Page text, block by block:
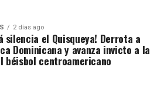
2 días ago
silencia el Quisqueya! Derrota a
Dominicana y avanza invicto a la
béisbol centroamericano